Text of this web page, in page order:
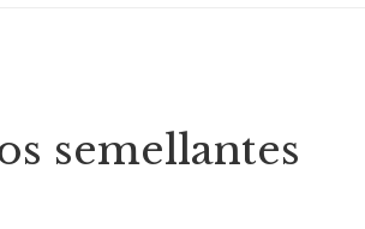
semellantes